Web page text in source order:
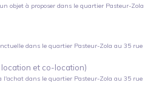
objet à proposer dans le quartier Pasteur-Zola
dans le quartier Pasteur-Zola au 35 rue
et co-location)
l'achat dans le quartier Pasteur-Zola au 35 rue